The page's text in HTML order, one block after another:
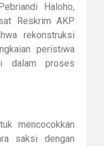
Haloho,
Reskrim AKP
rekonstruksi
peristiwa
dalam proses
mencocokkan
saksi dengan